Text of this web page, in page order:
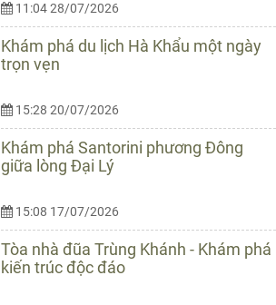
11:04 28/07/2026
Khám phá du lịch Hà Khẩu một ngày
trọn vẹn
15:28 20/07/2026
Khám phá Santorini phương Đông
giữa lòng Đại Lý
15:08 17/07/2026
Tòa nhà đũa Trùng Khánh - Khám phá
kiến trúc độc đáo